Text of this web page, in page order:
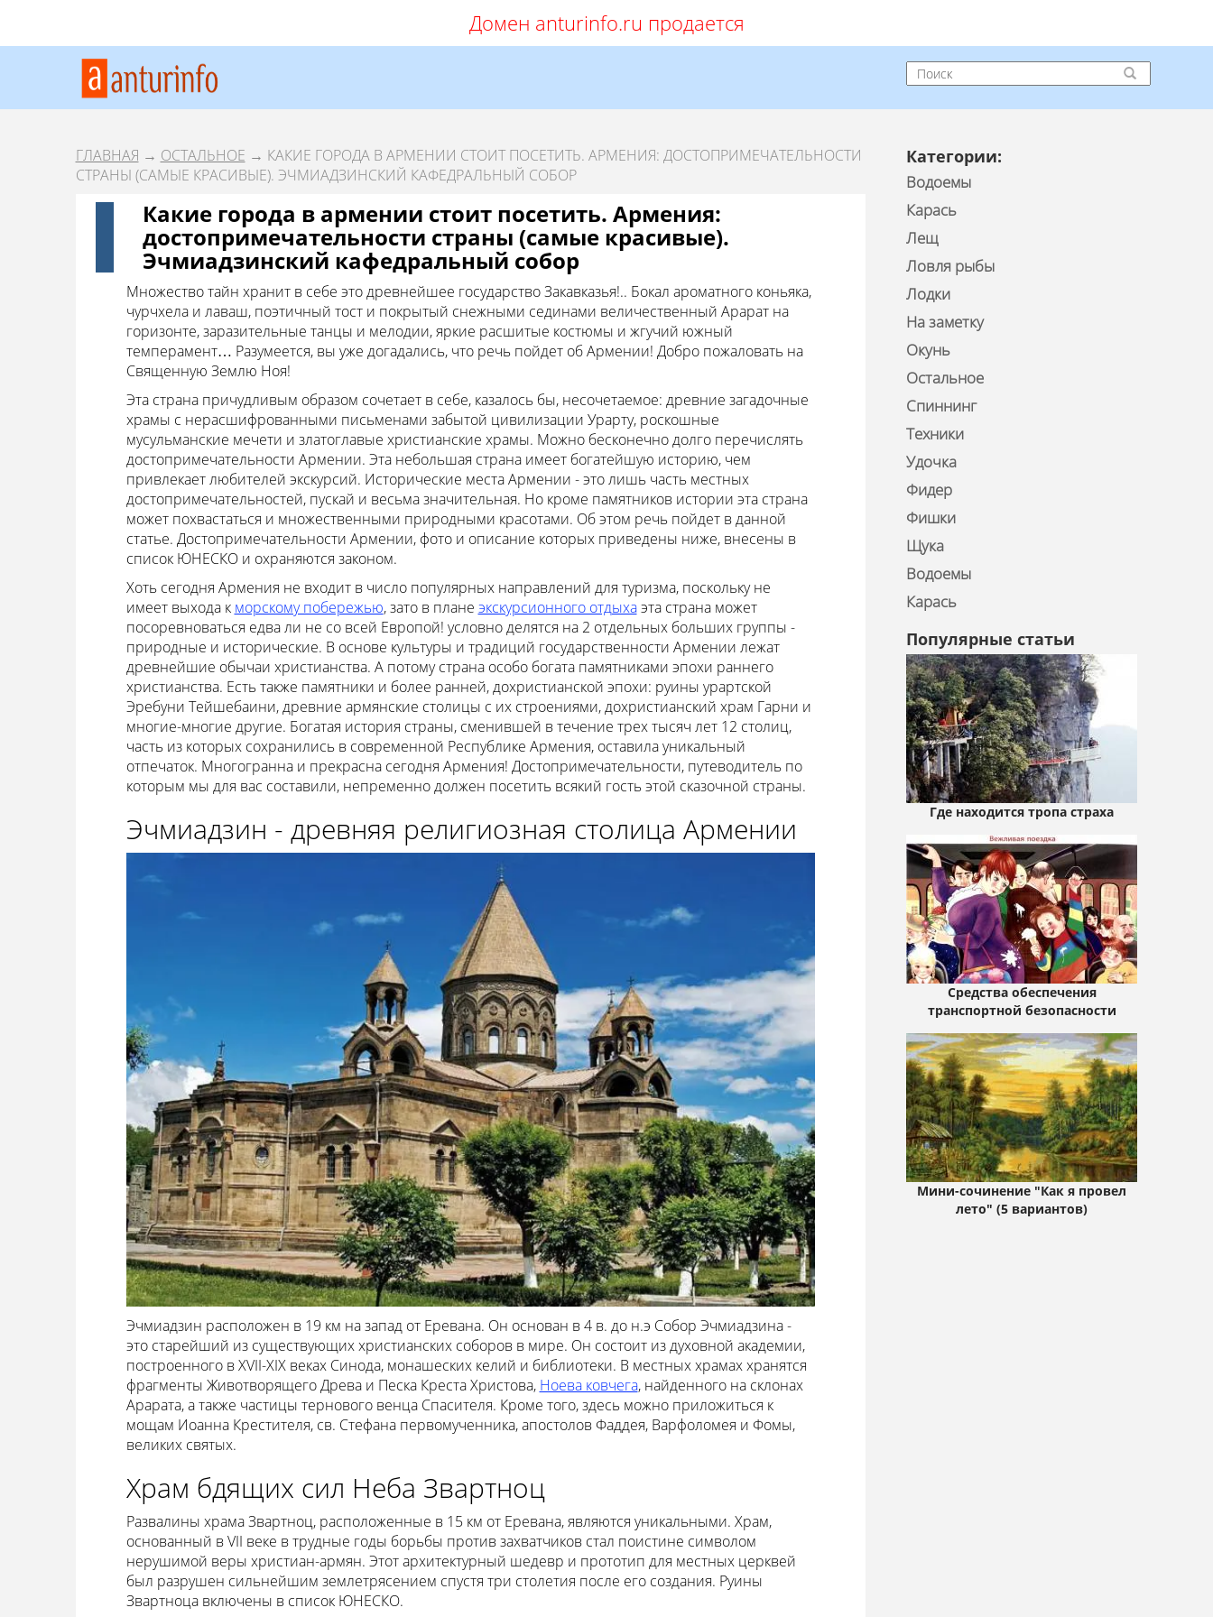
Домен anturinfo.ru продается
ГЛАВНАЯ → ОСТАЛЬНОЕ → КАКИЕ ГОРОДА В АРМЕНИИ СТОИТ ПОСЕТИТЬ. АРМЕНИЯ: ДОСТОПРИМЕЧАТЕЛЬНОСТИ
СТРАНЫ (САМЫЕ КРАСИВЫЕ). ЭЧМИАДЗИНСКИЙ КАФЕДРАЛЬНЫЙ СОБОР
Какие города в армении стоит посетить. Армения:
достопримечательности страны (самые красивые).
Эчмиадзинский кафедральный собор
Множество тайн хранит в себе это древнейшее государство Закавказья!.. Бокал ароматного коньяка,
чурчхела и лаваш, поэтичный тост и покрытый снежными сединами величественный Арарат на
горизонте, заразительные танцы и мелодии, яркие расшитые костюмы и жгучий южный
темперамент… Разумеется, вы уже догадались, что речь пойдет об Армении! Добро пожаловать на
Священную Землю Ноя!
Эта страна причудливым образом сочетает в себе, казалось бы, несочетаемое: древние загадочные
храмы с нерасшифрованными письменами забытой цивилизации Урарту, роскошные
мусульманские мечети и златоглавые христианские храмы. Можно бесконечно долго перечислять
достопримечательности Армении. Эта небольшая страна имеет богатейшую историю, чем
привлекает любителей экскурсий. Исторические места Армении - это лишь часть местных
достопримечательностей, пускай и весьма значительная. Но кроме памятников истории эта страна
может похвастаться и множественными природными красотами. Об этом речь пойдет в данной
статье. Достопримечательности Армении, фото и описание которых приведены ниже, внесены в
список ЮНЕСКО и охраняются законом.
Хоть сегодня Армения не входит в число популярных направлений для туризма, поскольку не
имеет выхода к морскому побережью, зато в плане экскурсионного отдыхаэта страна может
посоревноваться едва ли не со всей Европой! условно делятся на 2 отдельных больших группы -
природные и исторические. В основе культуры и традиций государственности Армении лежат
древнейшие обычаи христианства. А потому страна особо богата памятниками эпохи раннего
христианства. Есть также памятники и более ранней, дохристианской эпохи: руины урартской
Эребуни Тейшебаини, древние армянские столицы с их строениями, дохристианский храм Гарни и
многие-многие другие. Богатая история страны, сменившей в течение трех тысяч лет 12 столиц,
часть из которых сохранились в современной Республике Армения, оставила уникальный
отпечаток. Многогранна и прекрасна сегодня Армения! Достопримечательности, путеводитель по
которым мы для вас составили, непременно должен посетить всякий гость этой сказочной страны.
Эчмиадзин - древняя религиозная столица Армении
Эчмиадзин расположен в 19 км на запад от Еревана. Он основан в 4 в. до н.э Собор Эчмиадзина -
это старейший из существующих христианских соборов в мире. Он состоит из духовной академии,
построенного в XVII-XIX веках Синода, монашеских келий и библиотеки. В местных храмах хранятся
фрагменты Животворящего Древа и Песка Креста Христова, Ноева ковчега, найденного на склонах
Арарата, а также частицы тернового венца Спасителя. Кроме того, здесь можно приложиться к
мощам Иоанна Крестителя, св. Стефана первомученника, апостолов Фаддея, Варфоломея и Фомы,
великих святых.
Храм бдящих сил Неба Звартноц
Развалины храма Звартноц, расположенные в 15 км от Еревана, являются уникальными. Храм,
основанный в VII веке в трудные годы борьбы против захватчиков стал поистине символом
нерушимой веры христиан-армян. Этот архитектурный шедевр и прототип для местных церквей
был разрушен сильнейшим землетрясением спустя три столетия после его создания. Руины
Звартноца включены в список ЮНЕСКО.
Категории:
Водоемы
Карась
Лещ
Ловля рыбы
Лодки
На заметку
Окунь
Остальное
Спиннинг
Техники
Удочка
Фидер
Фишки
Щука
Водоемы
Карась
Популярные статьи
Где находится тропа страха
Средства обеспечения
транспортной безопасности
Мини-сочинение "Как я провел
лето" (5 вариантов)